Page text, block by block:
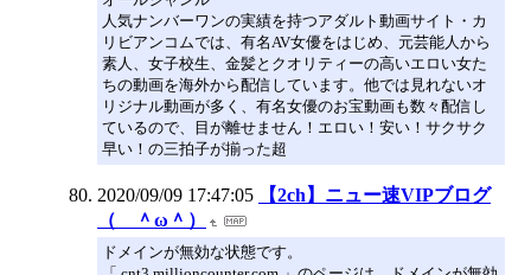
人気ナンバーワンの実績を持つアダルト動画サイト・カ
リビアンコムでは、有名AV女優をはじめ、元芸能人から
素人、女子校生、金髪とクオリティーの高いエロい女た
ちの動画を海外から配信しています。他では見れないオ
リジナル動画が多く、有名女優のお宝動画も数々配信し
ているので、目が離せません！エロい！安い！サクサク
早い！の三拍子が揃った超
2020/09/09 17:47:05
【2ch】ニュー速VIPブログ
（ ＾ω＾）
ドメインが無効な状態です。